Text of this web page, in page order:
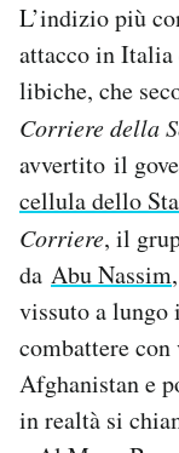
L’indizio più
attacco in
libiche, che
Corriere della
avvertito il
cellula dello
Corriere, il
da Abu Nassim
vissuto a lungo
combattere
Afghanistan e
in realtà si